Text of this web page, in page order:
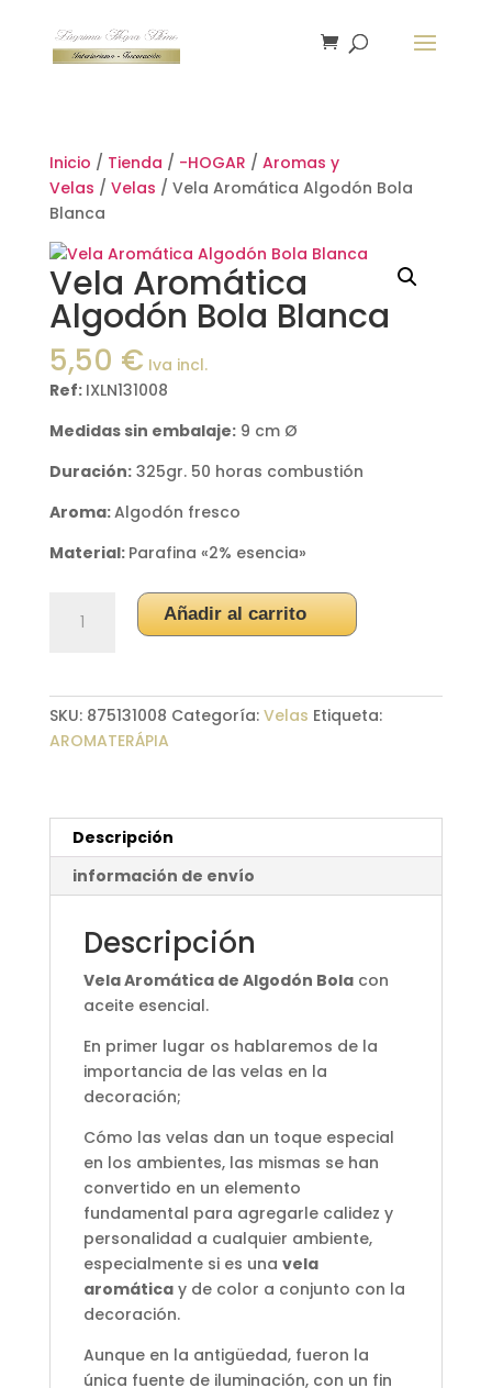
Inicio / Tienda / -HOGAR / Aromas y
Velas / Velas / Vela Aromática Algodón Bola
Blanca
Vela Aromática
Algodón Bola Blanca
5,50 € Iva incl.
Ref: IXLN131008
Medidas sin embalaje:9 cm Ø
Duración:325gr. 50 horas combustión
Aroma:Algodón fresco
Material: Parafina «2% esencia»
Aromática
Blanca
cantidad
Añadir al carrito
SKU: 875131008 Categoría: Velas Etiqueta:
AROMATERÁPIA
Descripción
información de envío
Descripción
Vela Aromática de Algodón Bolacon
aceite esencial.
En primer lugar os hablaremos de la
importancia de las velas en la
decoración;
Cómo las velas dan un toque especial
en los ambientes, las mismas se han
convertido en un elemento
fundamental para agregarle calidez y
personalidad a cualquier ambiente,
especialmente si es una vela
aromáticay de color a conjunto con la
decoración.
Aunque en la antigüedad, fueron la
única fuente de iluminación, con un fin